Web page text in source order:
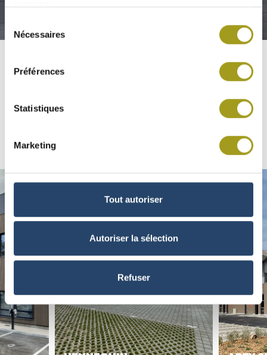
Nécessaires
Préférences
Statistiques
Marketing
Tout autoriser
Autoriser la sélection
Refuser